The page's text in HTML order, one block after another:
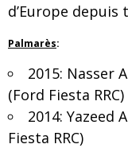
d’Europe depuis
Palmarès:
2015: Nasser
(Ford Fiesta RRC)
2014: Yazeed
Fiesta RRC)